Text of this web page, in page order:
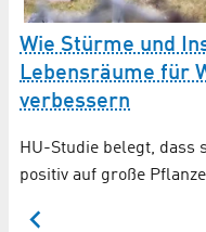
Wie Stürme und
Lebensräume für
verbessern
HU-Studie belegt, dass
positiv auf große